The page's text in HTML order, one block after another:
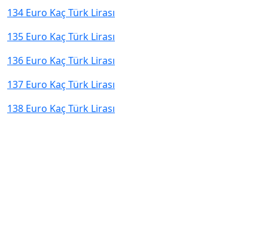
134 Euro Kaç Türk Lirası
135 Euro Kaç Türk Lirası
136 Euro Kaç Türk Lirası
137 Euro Kaç Türk Lirası
138 Euro Kaç Türk Lirası